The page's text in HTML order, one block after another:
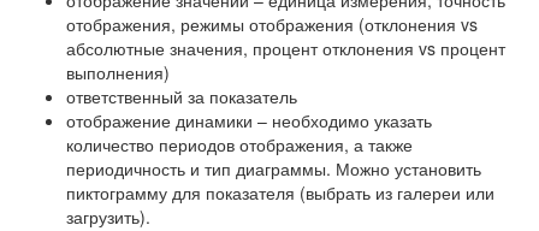
отображения, режимы отображения (отклонения vs
абсолютные значения, процент отклонения vs процент
выполнения)
ответственный за показатель
отображение динамики – необходимо указать
количество периодов отображения, а также
периодичность и тип диаграммы. Можно установить
пиктограмму для показателя (выбрать из галереи или
загрузить).